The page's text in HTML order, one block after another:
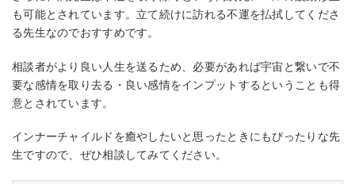
も可能とされています。立て続けに訪れる不運を払拭してくださ
る先生なのでおすすめです。
相談者がより良い人生を送るため、必要があれば宇宙と繋いで不
要な感情を取り去る・良い感情をインプットするということも得
意とされています。
インナーチャイルドを癒やしたいと思ったときにもぴったりな先
生ですので、ぜひ相談してみてください。